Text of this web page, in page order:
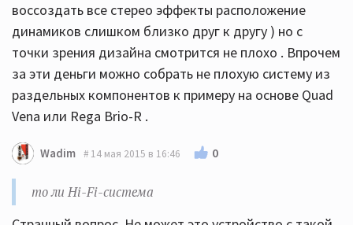
воссоздать все стерео эффекты расположение
динамиков слишком близко друг к другу ) но с
точки зрения дизайна смотрится не плохо . Впрочем
за эти деньги можно собрать не плохую систему из
раздельных компонентов к примеру на основе Quad
Vena или Rega Brio-R .
Wadim 14 мая 2015 в 16:46 0
то ли Hi-Fi-система